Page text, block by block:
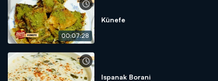
00:07:28
Künefe
Ispanak Borani